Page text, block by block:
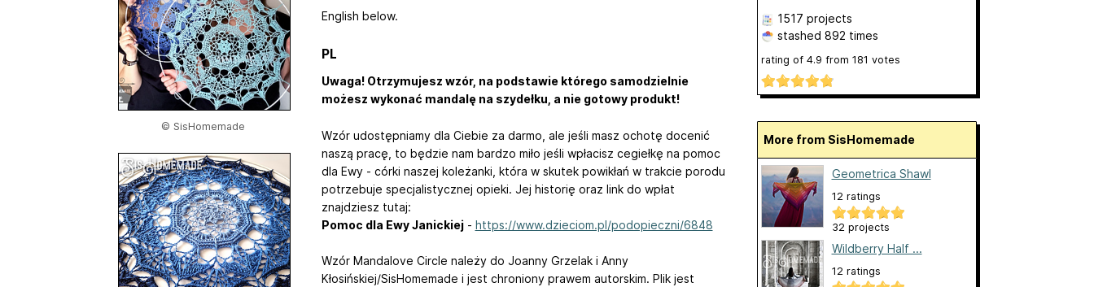
© SisHomemade
English below.
PL
Uwaga! Otrzymujesz wzór, na podstawie którego samodzielnie
możesz wykonać mandalę na szydełku, a nie gotowy produkt!
Wzór udostępniamy dla Ciebie za darmo, ale jeśli masz ochotę docenić
naszą pracę, to będzie nam bardzo miło jeśli wpłacisz cegiełkę na pomoc
dla Ewy - córki naszej koleżanki, która w skutek powikłań w trakcie porodu
potrzebuje specjalistycznej opieki. Jej historię oraz link do wpłat
znajdziesz tutaj:
Pomoc dla Ewy Janickiej- https://www.dzieciom.pl/podopieczni/6848
Wzór Mandalove Circle należy do Joanny Grzelak i Anny
Kłosińskiej/SisHomemade i jest chroniony prawem autorskim. Plik jest
1517 projects
stashed 892 times
rating of 4.9 from 181 votes
More from SisHomemade
Geometrica Shawl
12 ratings
32 projects
Wildberry Half ...
12 ratings